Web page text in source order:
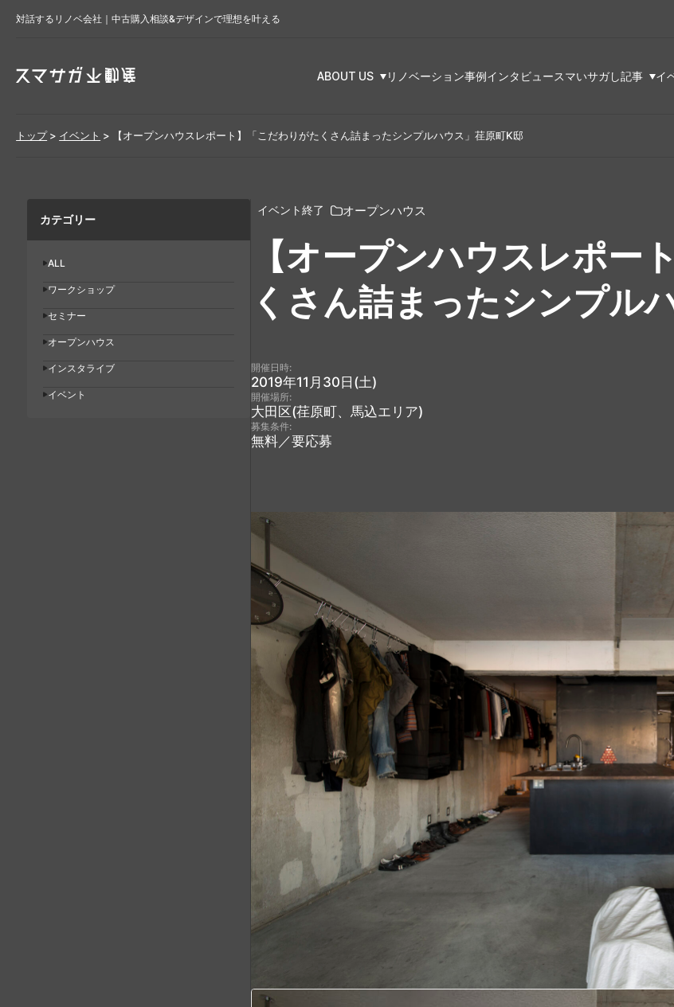
対話するリノベ会社｜中古購入相談&デザインで理想を叶える
ABOUT US リノベーション事例インタビュースマいサガし記事 イ
トップ> イベント > 【オープンハウスレポート】「こだわりがたくさん詰まったシンプルハウス」荏原町K邸
カテゴリー
ALL
ワークショップ
セミナー
オープンハウス
インスタライブ
イベント
イベント終了 オープンハウス
【オープンハウスレポー
くさん詰まったシンプル
開催日時:
2019年11月30日(土)
開催場所:
大田区(荏原町、馬込エリア)
募集条件:
無料／要応募